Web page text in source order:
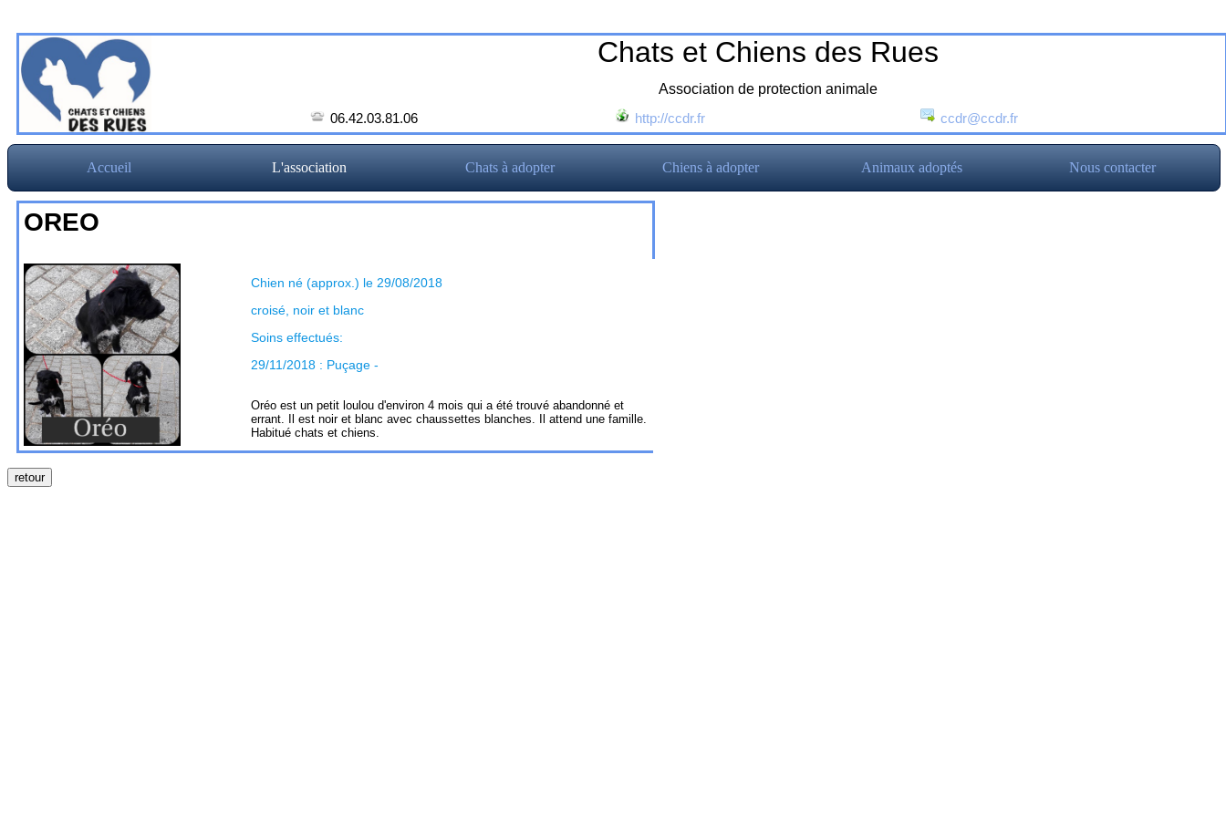
Chats et Chiens des Rues
Association de protection animale
06.42.03.81.06 http://ccdr.fr ccdr@ccdr.fr
Accueil L'association Chats à adopter Chiens à adopter Animaux adoptés Nous contacter
OREO
Chien né (approx.) le 29/08/2018
croisé, noir et blanc
Soins effectués:
29/11/2018 : Puçage -
Oréo est un petit loulou d'environ 4 mois qui a été trouvé abandonné et
errant. Il est noir et blanc avec chaussettes blanches. Il attend une famille.
Habitué chats et chiens.